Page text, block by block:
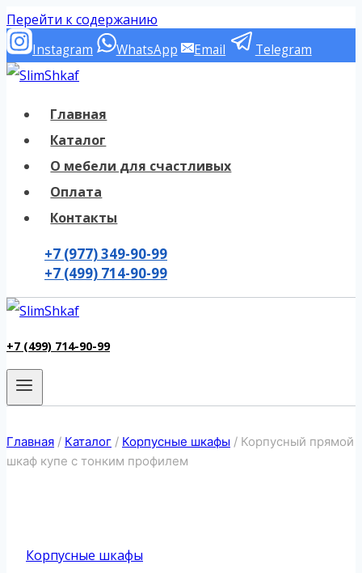
Перейти к содержанию
Instagram WhatsApp Email Telegram
Главная
Каталог
О мебели для счастливых
Оплата
Контакты
+7 (977) 349-90-99
+7 (499) 714-90-99
+7 (499) 714-90-99
Главная / Каталог / Корпусные шкафы / Корпусный прямой
шкаф купе с тонким профилем
Корпусные шкафы